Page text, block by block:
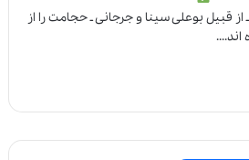
قبیل بوعلی سینا و جرجانی ـ حجامت را از